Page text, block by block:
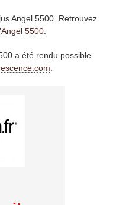
Angel 5500. Retrouvez
5500
a été rendu possible